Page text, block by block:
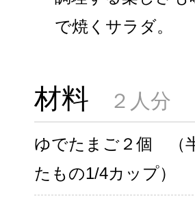
で焼くサラダ。
材料 ２人分
ゆでたまご２個 （
たもの1/4カップ）